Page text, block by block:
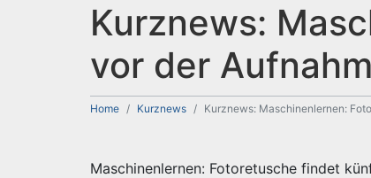
Kurznews:
vor der
Home Kurznews Kurznews: Maschinenlernen:
Maschinenlernen: Fotoretusche findet